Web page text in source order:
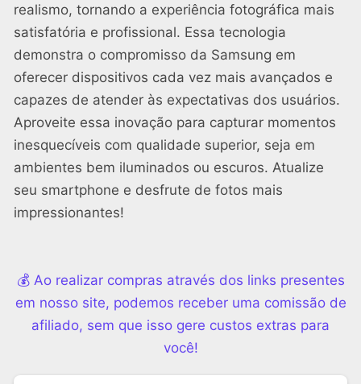
realismo, tornando a experiência fotográfica mais
satisfatória e profissional. Essa tecnologia
demonstra o compromisso da Samsung em
oferecer dispositivos cada vez mais avançados e
capazes de atender às expectativas dos usuários.
Aproveite essa inovação para capturar momentos
inesquecíveis com qualidade superior, seja em
ambientes bem iluminados ou escuros. Atualize
seu smartphone e desfrute de fotos mais
impressionantes!
💰 Ao realizar compras através dos links presentes
em nosso site, podemos receber uma comissão de
afiliado, sem que isso gere custos extras para
você!